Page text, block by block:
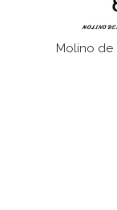
Historia y
Molino